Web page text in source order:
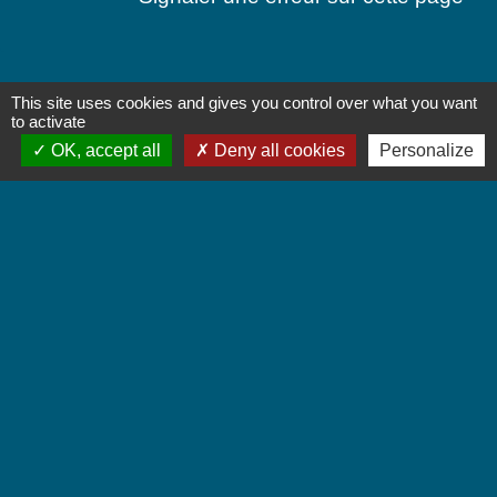
Contactez-nous
Commune de Chignin
This site uses cookies and gives you control over what you want
to activate
OK, accept all
Deny all cookies Personalize